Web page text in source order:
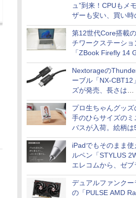
ュ”到来！CPUもメ
ザーも安い、買い時
は？【8月7日(金)22
第12世代Core搭載
チワークステーショ
「ZBook Firefly 14
79,800円！秋葉原
セール
Nextorageの
ーブル「NX-CBT12
ズが発売、長さは
30cm/50cm/1mの3
プロ生ちゃんグッズ
手のひらサイズのミ
バスが入荷。絵柄は
iPadでもそのまま使
ルペン「STYLUS
エレコムから、ゼブ
開発
デュアルファンクー
の「PULSE AMD